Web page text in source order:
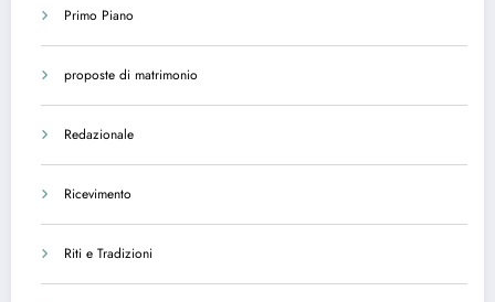
Primo Piano
proposte di matrimonio
Redazionale
Ricevimento
Riti e Tradizioni